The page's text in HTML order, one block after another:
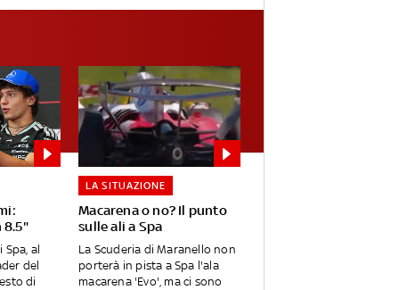
8.5"
al
del
di
Macarena o no? Il punto
sulle ali a Spa
LA SITUAZIONE
La Scuderia di Maranello non
porterà in pista a Spa l'ala
macarena 'Evo', ma ci sono